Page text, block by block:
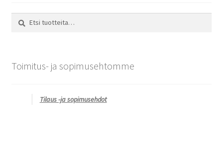
Toimitus- ja sopimusehtomme
Tilaus -ja sopimusehdot